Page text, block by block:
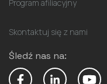
Program afiliacyjny
Skontaktuj się z nami
Śledź nas na: